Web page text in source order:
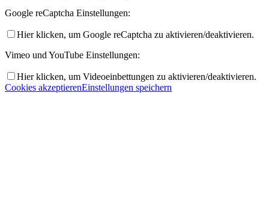
Google reCaptcha Einstellungen:
Hier klicken, um Google reCaptcha zu aktivieren/deaktivieren.
Vimeo und YouTube Einstellungen:
Hier klicken, um Videoeinbettungen zu aktivieren/deaktivieren.
Cookies akzeptierenEinstellungen speichern